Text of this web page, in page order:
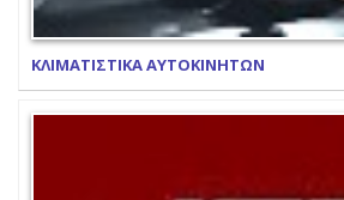
ΚΛΙΜΑΤΙΣΤΙΚΑ ΑΥΤΟΚΙΝΗΤΩΝ